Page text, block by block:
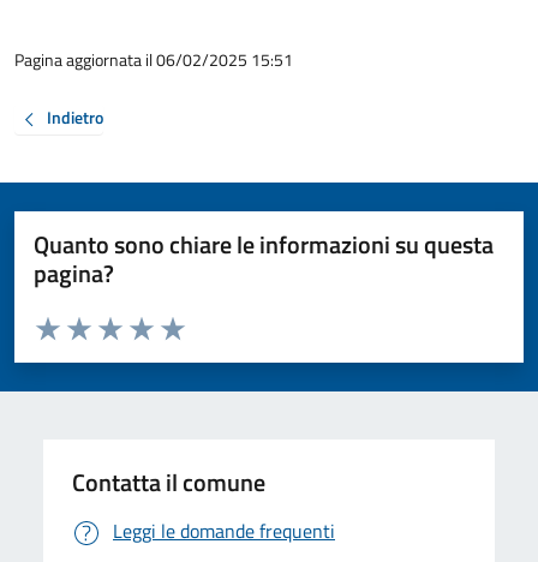
Pagina aggiornata il 06/02/2025 15:51
Indietro
Quanto sono chiare le informazioni su questa
pagina?
Valuta da 1 a 5 stelle la pagina
Valuta 5 stelle su 5
Valuta 4 stelle su 5
Valuta 3 stelle su 5
Valuta 2 stelle su 5
Valuta 1 stelle su 5
Contatta il comune
Leggi le domande frequenti